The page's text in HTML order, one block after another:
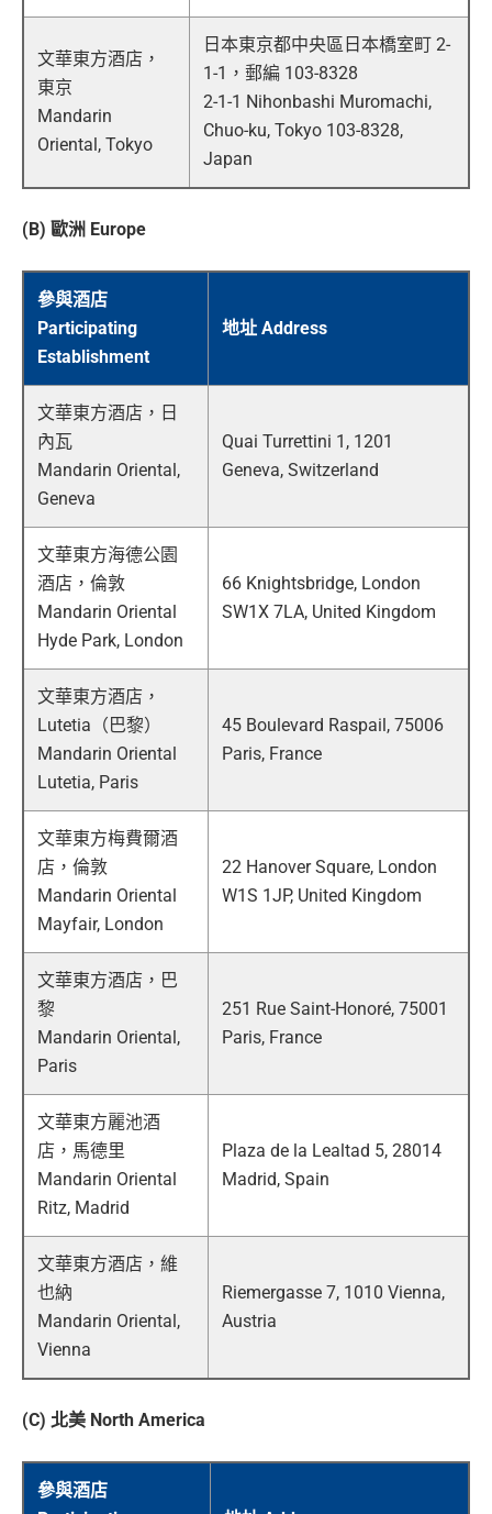
文華東方酒店，
東京
Mandarin
Oriental, Tokyo
日本東京都中央區日本橋室町 2-
1-1，郵編 103-8328
2-1-1 Nihonbashi Muromachi,
Chuo-ku, Tokyo 103-8328,
Japan
(B) 歐洲 Europe
參與酒店
Participating
Establishment
地址 Address
文華東方酒店，日
內瓦
Mandarin Oriental,
Geneva
Quai Turrettini 1, 1201
Geneva, Switzerland
文華東方海德公園
酒店，倫敦
Mandarin Oriental
Hyde Park, London
66 Knightsbridge, London
SW1X 7LA, United Kingdom
文華東方酒店，
Lutetia（巴黎）
Mandarin Oriental
Lutetia, Paris
45 Boulevard Raspail, 75006
Paris, France
文華東方梅費爾酒
店，倫敦
Mandarin Oriental
Mayfair, London
22 Hanover Square, London
W1S 1JP, United Kingdom
文華東方酒店，巴
黎
Mandarin Oriental,
Paris
251 Rue Saint-Honoré, 75001
Paris, France
文華東方麗池酒
店，馬德里
Mandarin Oriental
Ritz, Madrid
Plaza de la Lealtad 5, 28014
Madrid, Spain
文華東方酒店，維
也納
Mandarin Oriental,
Vienna
Riemergasse 7, 1010 Vienna,
Austria
(C) 北美 North America
參與酒店